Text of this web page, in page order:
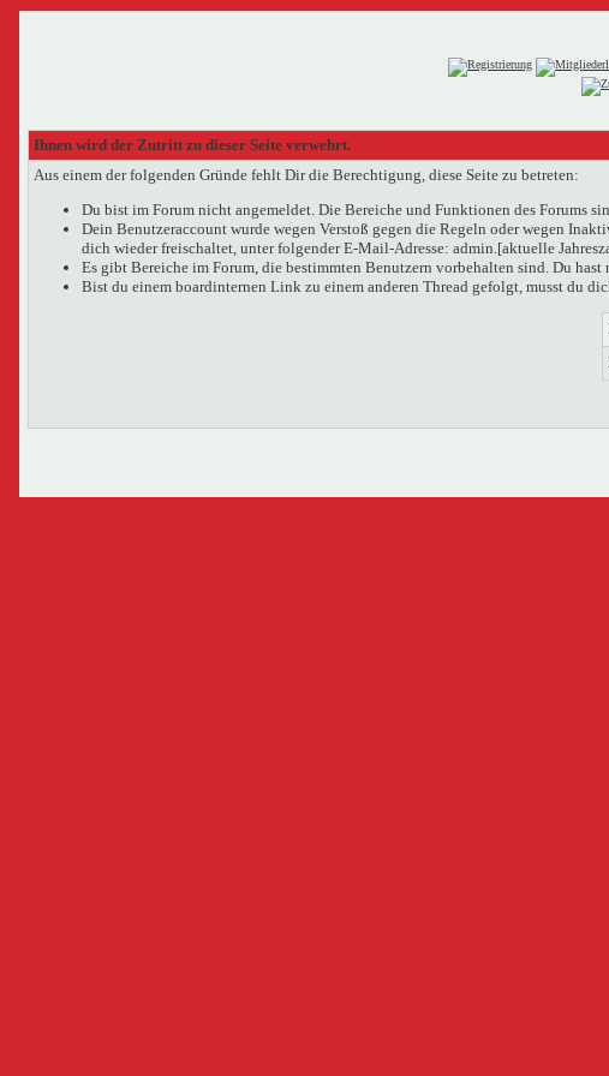
Ihnen wird der Zutritt zu dieser Seite verwehrt.
Aus einem der folgenden Gründe fehlt Dir die Berechtigung, diese Seite zu betreten:
Du bist im Forum nicht angemeldet. Die Bereiche und Funktionen des Forums
Dein Benutzeraccount wurde wegen Verstoß gegen die Regeln oder wegen
dich wieder freischaltet, unter folgender E-Mail-Adresse: admin.[aktuelle
Es gibt Bereiche im Forum, die bestimmten Benutzern vorbehalten sind. Du
Bist du einem boardinternen Link zu einem anderen Thread gefolgt, musst du